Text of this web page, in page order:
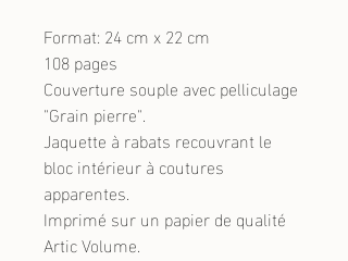
Format: 24 cm x 22 cm
108 pages
Couverture souple avec pelliculage
"Grain pierre".
Jaquette à rabats recouvrant le
bloc intérieur à coutures
apparentes.
Imprimé sur un papier de qualité
Artic Volume.